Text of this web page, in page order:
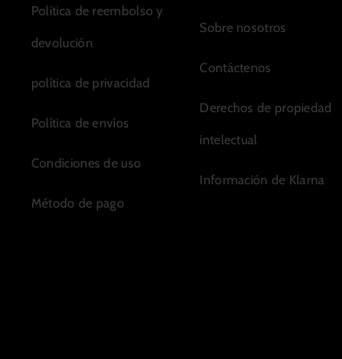
Política de reembolso y
devolución
política de privacidad
Política de envíos
Condiciones de uso
Método de pago
Sobre nosotros
Contáctenos
Derechos de propiedad
intelectual
Información de Klarna